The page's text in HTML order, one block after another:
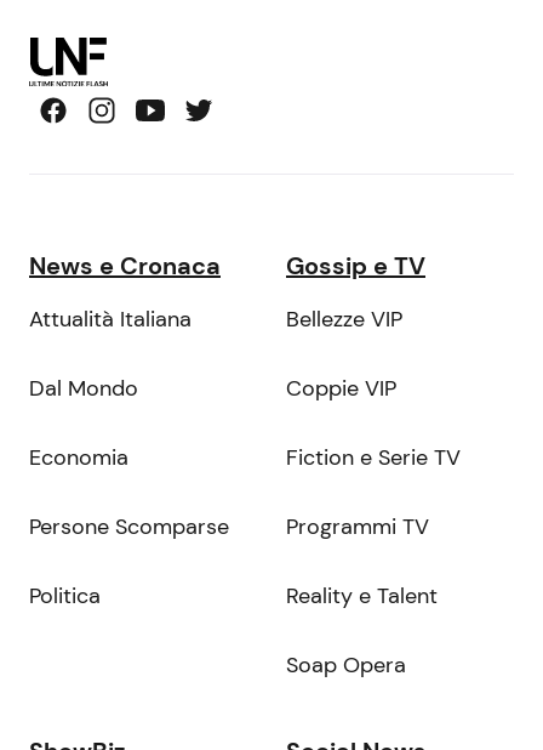
News e Cronaca
Attualità Italiana
Dal Mondo
Economia
Persone Scomparse
Politica
Gossip e TV
Bellezze VIP
Coppie VIP
Fiction e Serie TV
Programmi TV
Reality e Talent
Soap Opera